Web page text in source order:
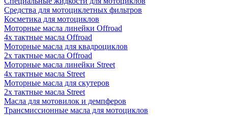
Средства для мотоциклетных фильтров
Косметика для мотоциклов
Моторные масла линейки Offroad
4х тактные масла Offroad
Моторные масла для квадроциклов
2х тактные масла Offroad
Моторные масла линейки Street
4х тактные масла Street
Моторные масла для скутеров
2х тактные масла Street
Масла для мотовилок и демпферов
Трансмиссионные масла для мотоциклов